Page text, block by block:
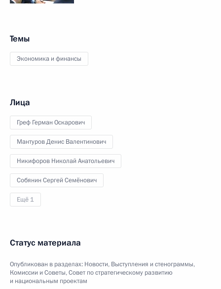
Темы
Экономика и финансы
Лица
Греф Герман Оскарович
Мантуров Денис Валентинович
Никифоров Николай Анатольевич
Собянин Сергей Семёнович
Ещё 1
Статус материала
Опубликован в разделах: Новости, Выступления и стенограммы,
Комиссии и Советы,Совет по стратегическому развитию
и национальным проектам